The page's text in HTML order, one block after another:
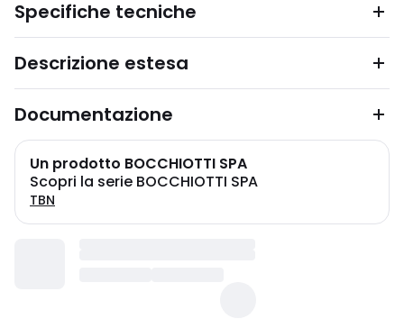
Specifiche tecniche
Descrizione estesa
Documentazione
Un prodotto BOCCHIOTTI SPA
Scopri la serie BOCCHIOTTI SPA
TBN